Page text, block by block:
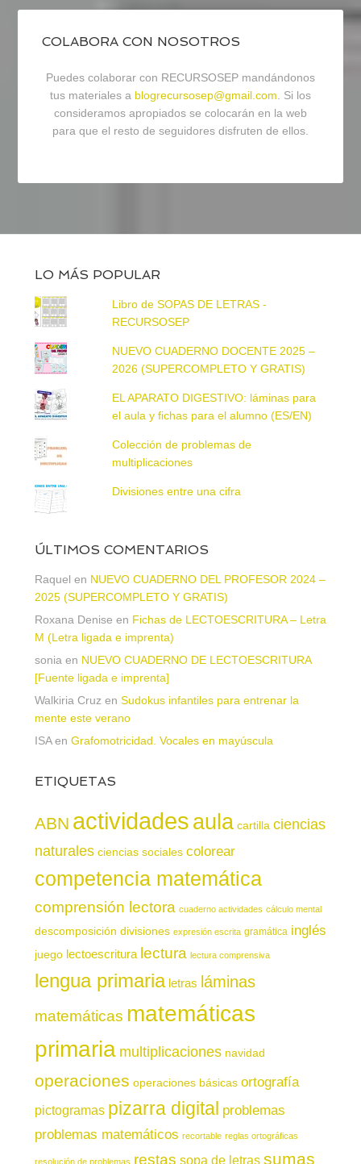
COLABORA CON NOSOTROS
Puedes colaborar con RECURSOSEP mandándonos
tus materiales a blogrecursosep@gmail.com. Si los
consideramos apropiados se colocarán en la web
para que el resto de seguidores disfruten de ellos.
LO MÁS POPULAR
Libro de SOPAS DE LETRAS -
RECURSOSEP
NUEVO CUADERNO DOCENTE 2025 –
2026 (SUPERCOMPLETO Y GRATIS)
EL APARATO DIGESTIVO: láminas para
el aula y fichas para el alumno (ES/EN)
Colección de problemas de
multiplicaciones
Divisiones entre una cifra
ÚLTIMOS COMENTARIOS
Raquel en NUEVO CUADERNO DEL PROFESOR 2024 –
2025 (SUPERCOMPLETO Y GRATIS)
Roxana Denise en Fichas de LECTOESCRITURA – Letra
M (Letra ligada e imprenta)
sonia en NUEVO CUADERNO DE LECTOESCRITURA
[Fuente ligada e imprenta]
Walkiria Cruz en Sudokus infantiles para entrenar la
mente este verano
ISAen Grafomotricidad. Vocales en mayúscula
ETIQUETAS
ABN actividadesaula cartilla ciencias
naturales ciencias sociales colorear
competencia matemática
comprensión lectora cuaderno actividades cálculo mental
descomposición divisiones expresión escrita gramática inglés
juego lectoescritura lectura lectura comprensiva
lengua primaria letras láminas
matemáticas matemáticas
primaria multiplicaciones navidad
operaciones operaciones básicas ortografía
pictogramas pizarra digital problemas
problemas matemáticos recortable reglas ortográficas
resolución de problemas restas sopa de letras sumas